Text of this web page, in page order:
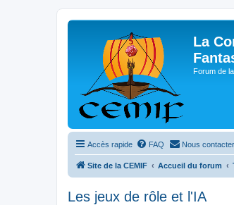
La
Forum de
Accès rapide FAQ Nous contacter
Site de la CEMIF Accueil du forum
Les jeux de rôle et l'IA